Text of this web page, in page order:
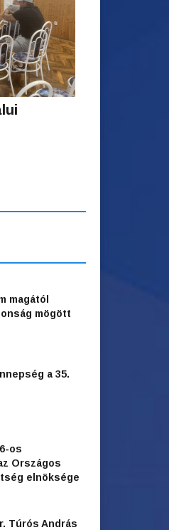
magától
mögött
a 35.
os
Országos
elnöksége
Túrós András